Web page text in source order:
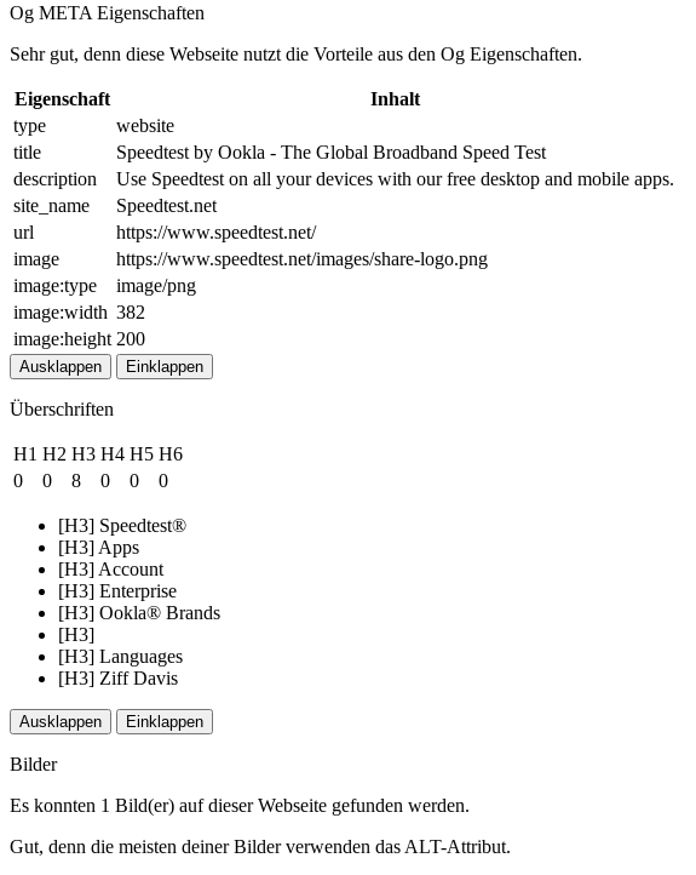
Og META Eigenschaften
Sehr gut, denn diese Webseite nutzt die Vorteile aus den Og Eigenschaften.
Eigenschaft
Inhalt
type
website
title
Speedtest by Ookla - The Global Broadband Speed Test
description
Use Speedtest on all your devices with our free desktop and mobile apps.
site_name
Speedtest.net
url
https://www.speedtest.net/
image
https://www.speedtest.net/images/share-logo.png
image:type
image/png
image:width 382
image:height 200
Ausklappen Einklappen
Überschriften
H1 H2 H3 H4 H5 H6
0
0 8 0 0 0
[H3] Speedtest®
[H3] Apps
[H3] Account
[H3] Enterprise
[H3] Ookla® Brands
[H3]
[H3] Languages
[H3] Ziff Davis
Ausklappen Einklappen
Bilder
Es konnten 1 Bild(er) auf dieser Webseite gefunden werden.
Gut, denn die meisten deiner Bilder verwenden das ALT-Attribut.